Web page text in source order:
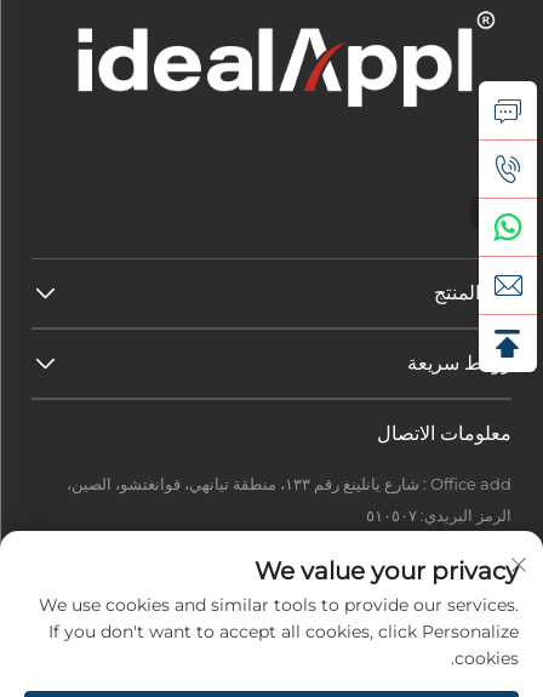
فئة المنتج
روابط سريعة
معلومات الاتصال
Office add : شارع يانلينغ رقم ١٣٣، منطقة تيانهي، قوانغتشو، الصين،
الرمز البريدي: ٥١٠٥٠٧
+86-13922415049
We value your privacy
We use cookies and similar tools to provide our services.
If you don't want to accept all cookies, click Personalize
cookies.